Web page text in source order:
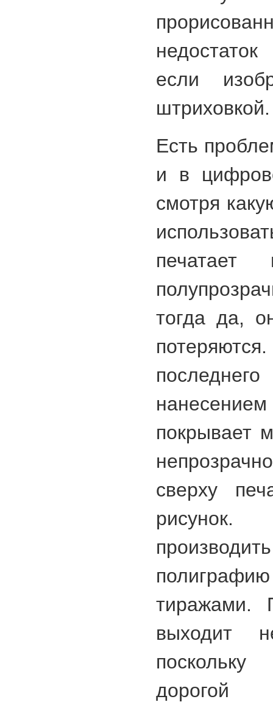
если
штриховкой.
Есть
и в
смотря
печатает
тогда да,
покрывает
сверху
тиражами.
выходит